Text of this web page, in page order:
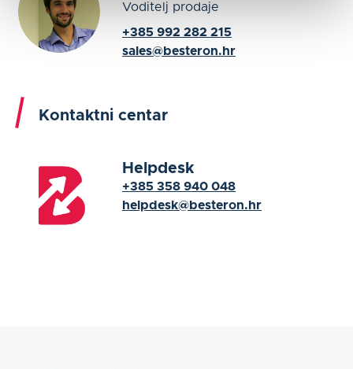
Voditelj prodaje
+385 992 282 215
sales@besteron.hr
Kontaktni centar
Helpdesk
+385 358 940 048
helpdesk@besteron.hr